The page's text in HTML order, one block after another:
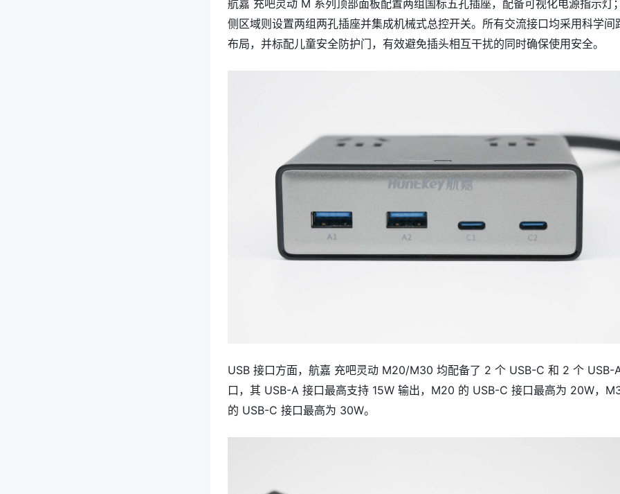
航嘉 充吧灵动 M 系列顶部面板配置两组国标五孔插座，配备可视化电源指示灯
侧区域则设置两组两孔插座并集成机械式总控开关。所有交流接口均采用科学间
布局，并标配儿童安全防护门，有效避免插头相互干扰的同时确保使用安全。
USB 接口方面，航嘉 充吧灵动 M20/M30 均配备了 2 个 USB-C 和 2 个 USB-
口，其 USB-A 接口最高支持 15W 输出，M20 的 USB-C 接口最高为 20W，
的 USB-C 接口最高为 30W。